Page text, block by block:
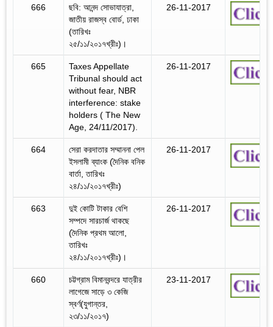
666
ছবি: আনন্দ সোভাযাত্রা,
জাতীয় রাজস্ব বোর্ড, ঢাকা
(তারিখঃ
২৫/১১/২০১৭খ্রীঃ)।
26-11-2017
665
Taxes Appellate
Tribunal should act
without fear, NBR
interference: stake
holders ( The New
Age, 24/11/2017).
26-11-2017
664
সেরা করদাতার সম্মাননা পেল
ইসলামী ব্যাংক (দৈনিক বনিক
বার্তা, তারিখঃ
২৪/১১/২০১৭খ্রীঃ)
26-11-2017
663
দুই কোটি টাকার বেশি
সম্পদে সারচার্জ থাকছে
(দৈনিক প্রথম আলো,
তারিখঃ
২৪/১১/২০১৭খ্রীঃ)।
26-11-2017
660
চট্টগ্রাম বিমানবন্দরে যাত্রীর
লাগেজে সাড়ে ৩ কেজি
স্বর্ণ(যুগান্তর,
২৩/১১/২০১৭)
23-11-2017